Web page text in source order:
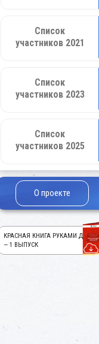
Список
участников 2021
Список
участников 2023
Список
участников 2025
О проекте
КРАСНАЯ КНИГА РУКАМИ ДЕТЕЙ!
— 1 ВЫПУСК